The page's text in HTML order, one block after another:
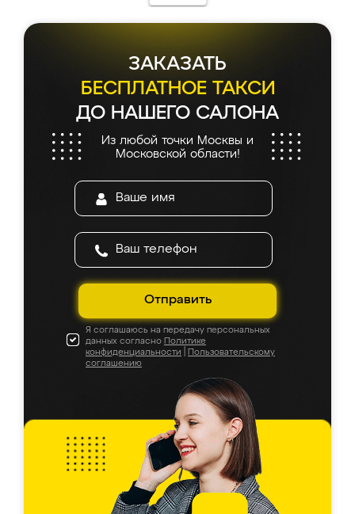
ЗАКАЗАТЬ
БЕСПЛАТНОЕ ТАКСИ
ДО НАШЕГО САЛОНА
Из любой точки Москвы и
Московской области!
Отправить
Я соглашаюсь на передачу персональных
данных согласно Политике
конфиденциальности
Пользовательскому
соглашению